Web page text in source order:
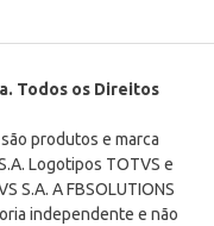
Todos os Direitos
produtos e marca
Logotipos TOTVS e
S.A. A FBSOLUTIONS
independente e não